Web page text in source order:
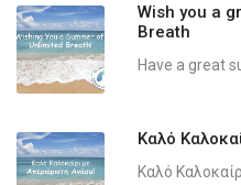
Wish you a
Breath
Have a great
Καλό
Καλό